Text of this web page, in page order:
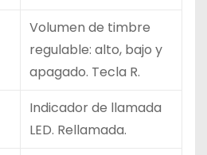
Volumen de timbre
regulable: alto, bajo y
apagado. Tecla R.
Indicador de llamada
LED. Rellamada.